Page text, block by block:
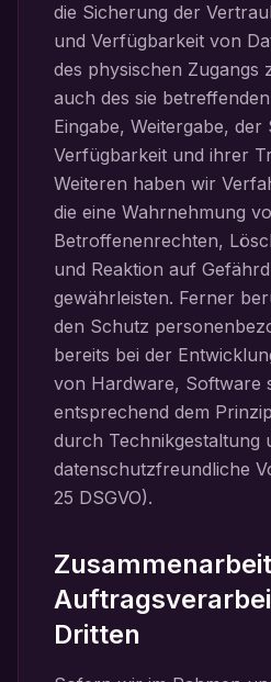
die Sicherung der
und Verfügbarkeit von
des physischen Zugangs
auch des sie
Eingabe, Weitergabe,
Verfügbarkeit und ihrer
Weiteren haben wir
die eine Wahrnehmung
Betroffenenrechten,
und Reaktion auf
gewährleisten. Ferner
den Schutz
bereits bei der
von Hardware, Software
entsprechend dem
durch Technikgestaltung
datenschutzfreundliche
25 DSGVO).
Dritten